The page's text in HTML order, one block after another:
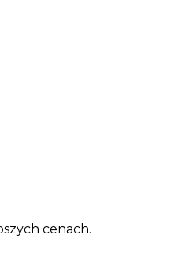
cenach.